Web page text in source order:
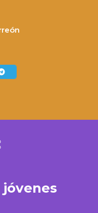
jóvenes